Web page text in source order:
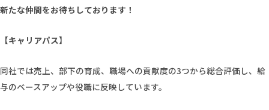
新たな仲間をお待ちしております！
【キャリアパス】
同社では売上、部下の育成、職場への貢献度の3つから総合評価し、給
与のベースアップや役職に反映しています。